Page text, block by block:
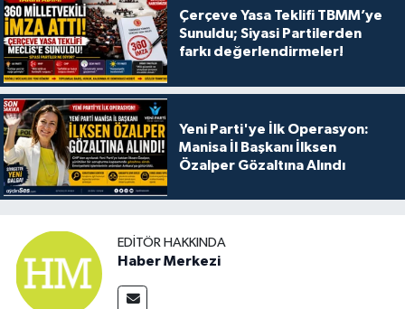
Çerçeve Yasa Teklifi TBMM’ye
Sunuldu; Siyasi Partilerden
farkı değerlendirmeler!
Yeni Parti'ye İlk Operasyon:
Manisa İl Başkanı İlksen
Özalper Gözaltına Alındı
EDITÖR HAKKINDA
Haber Merkezi